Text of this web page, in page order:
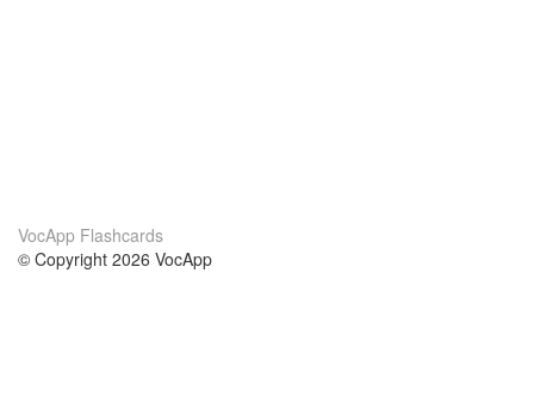
VocApp Flashcards
© Copyright 2026 VocApp